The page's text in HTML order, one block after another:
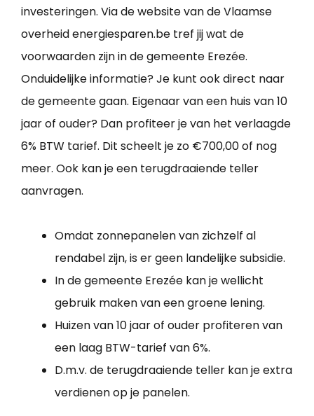
investeringen. Via de website van de Vlaamse
overheid energiesparen.be tref jij wat de
voorwaarden zijn in de gemeente Erezée.
Onduidelijke informatie? Je kunt ook direct naar
de gemeente gaan. Eigenaar van een huis van 10
jaar of ouder? Dan profiteer je van het verlaagde
6% BTW tarief. Dit scheelt je zo €700,00 of nog
meer. Ook kan je een terugdraaiende teller
aanvragen.
Omdat zonnepanelen van zichzelf al
rendabel zijn, is er geen landelijke subsidie.
In de gemeente Erezée kan je wellicht
gebruik maken van een groene lening.
Huizen van 10 jaar of ouder profiteren van
een laag BTW-tarief van 6%.
D.m.v. de terugdraaiende teller kan je extra
verdienen op je panelen.